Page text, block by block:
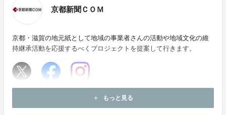
京都新聞ＣＯＭ
京都・滋賀の地元紙として地域の事業者さんの活動や地域文化の維
持継承活動を応援するべくプロジェクトを提案して行きます。
add もっと見る